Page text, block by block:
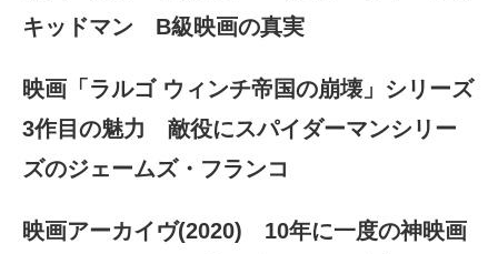
キッドマン B級映画の真実
映画「ラルゴ ウィンチ帝国の崩壊」シリーズ
3作目の魅力 敵役にスパイダーマンシリー
ズのジェームズ・フランコ
映画アーカイヴ(2020) 10年に一度の神映画